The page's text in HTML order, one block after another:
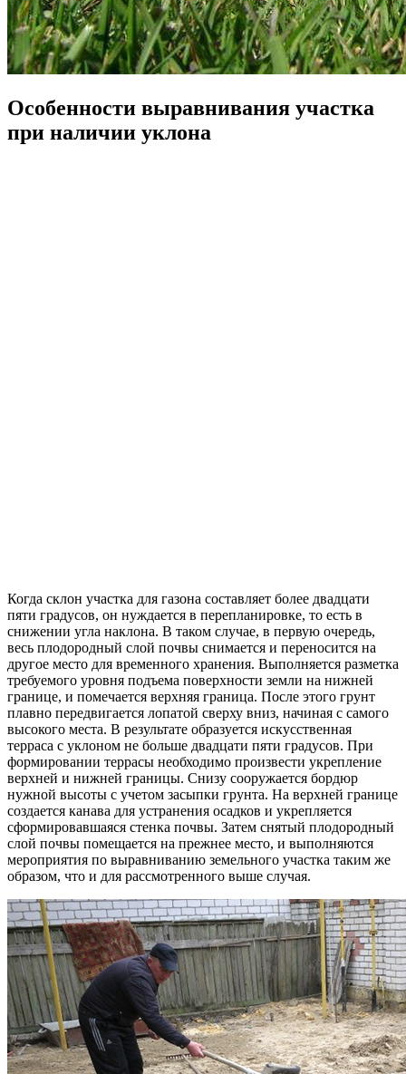
Особенности выравнивания участка
при наличии уклона
Когда склон участка для газона составляет более двадцати
пяти градусов, он нуждается в перепланировке, то есть в
снижении угла наклона. В таком случае, в первую очередь,
весь плодородный слой почвы снимается и переносится на
другое место для временного хранения. Выполняется разметка
требуемого уровня подъема поверхности земли на нижней
границе, и помечается верхняя граница. После этого грунт
плавно передвигается лопатой сверху вниз, начиная с самого
высокого места. В результате образуется искусственная
терраса с уклоном не больше двадцати пяти градусов. При
формировании террасы необходимо произвести укрепление
верхней и нижней границы. Снизу сооружается бордюр
нужной высоты с учетом засыпки грунта. На верхней границе
создается канава для устранения осадков и укрепляется
сформировавшаяся стенка почвы. Затем снятый плодородный
слой почвы помещается на прежнее место, и выполняются
мероприятия по выравниванию земельного участка таким же
образом, что и для рассмотренного выше случая.